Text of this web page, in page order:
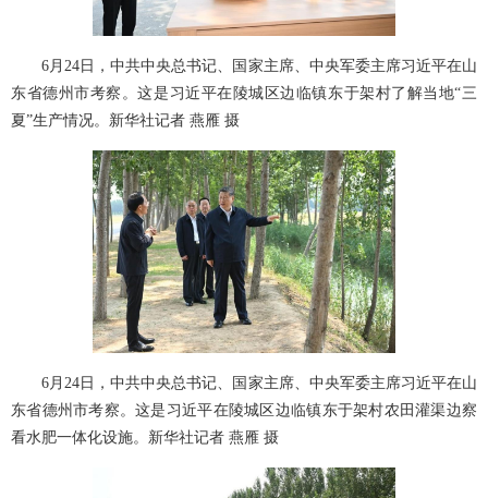
6月24日，中共中央总书记、国家主席、中央军委主席习近平在山
东省德州市考察。这是习近平在陵城区边临镇东于架村了解当地“三
夏”生产情况。新华社记者 燕雁 摄
6月24日，中共中央总书记、国家主席、中央军委主席习近平在山
东省德州市考察。这是习近平在陵城区边临镇东于架村农田灌渠边察
看水肥一体化设施。新华社记者 燕雁 摄